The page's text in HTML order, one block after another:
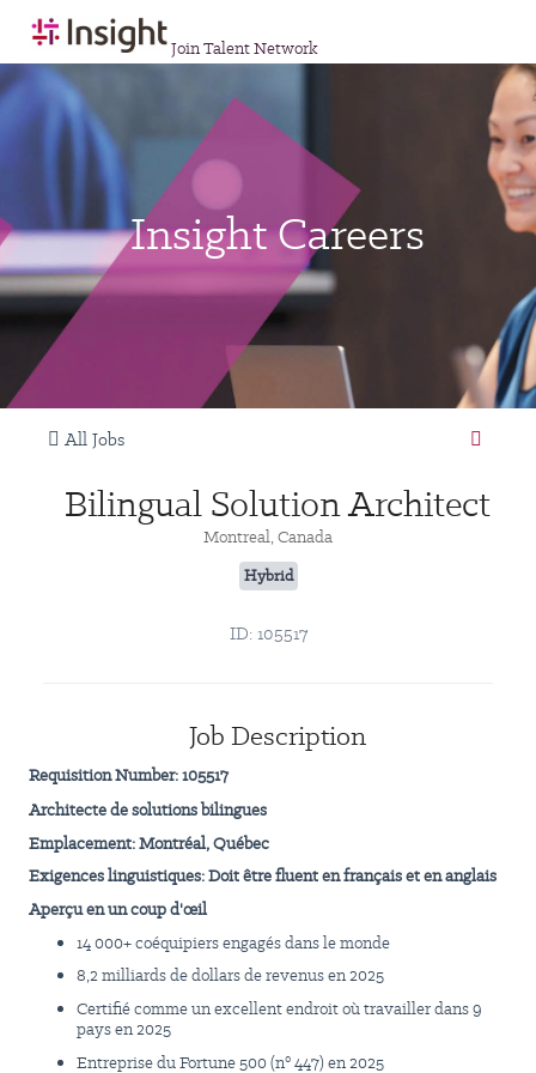
Join Talent Network
Insight Careers
All Jobs
Bilingual Solution Architect
Montreal, Canada
Hybrid
ID: 105517
Job Description
Requisition Number:105517
Architecte de solutions bilingues
Emplacement: Montréal, Québec
Exigences linguistiques: Doit être fluent en français et en anglais
Aperçu en un coup d'œil
14 000+ coéquipiers engagés dans le monde
8,2 milliards de dollars de revenus en 2025
Certifié comme un excellent endroit où travailler dans 9
pays en 2025
Entreprise du Fortune 500 (n° 447) en 2025